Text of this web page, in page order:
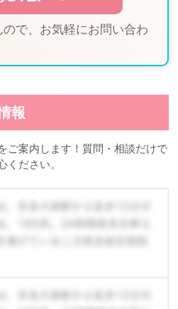
で、お気軽にお問い合わ
報
ご案内します！質問・相談だけで
ください。